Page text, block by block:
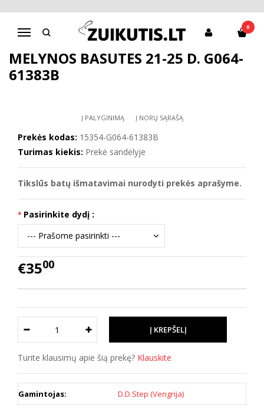
Navigacija
0
Pagrindinis
D.D.Step batai berniukams
Mėlynos basutės 21-25 d. G064-61383B
MĖLYNOS BASUTĖS 21-25 D. G064-
61383B
Į PALYGINIMĄ Į NORŲ SĄRAŠĄ
Prekės kodas: 15354-G064-61383B
Turimas kiekis: Prekė sandėlyje
Tikslūs batų išmatavimai nurodyti prekės aprašyme.
Pasirinkite dydį :
€3500
Turite klausimų apie šią prekę? Klauskite
Gamintojas: D.D.Step (Vengrija)